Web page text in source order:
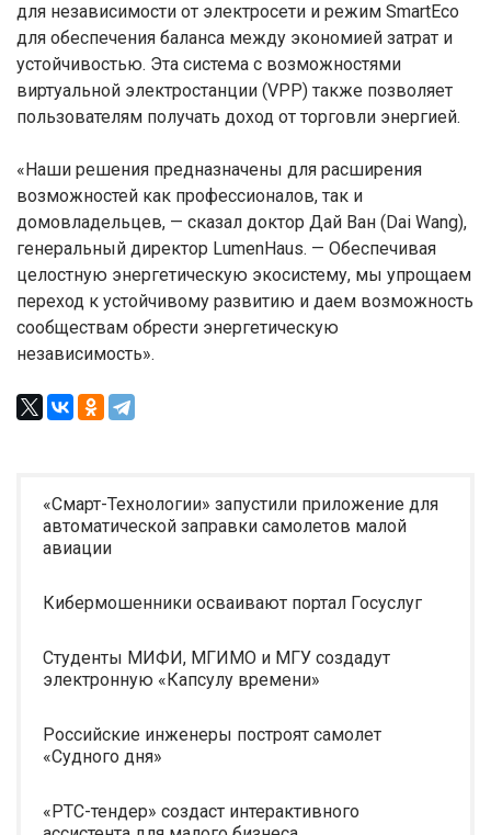
для независимости от электросети и режим SmartEco
для обеспечения баланса между экономией затрат и
устойчивостью. Эта система с возможностями
виртуальной электростанции (VPP) также позволяет
пользователям получать доход от торговли энергией.
«Наши решения предназначены для расширения
возможностей как профессионалов, так и
домовладельцев, — сказал доктор Дай Ван (Dai Wang),
генеральный директор LumenHaus. — Обеспечивая
целостную энергетическую экосистему, мы упрощаем
переход к устойчивому развитию и даем возможность
сообществам обрести энергетическую
независимость».
«Смарт-Технологии» запустили приложение для
автоматической заправки самолетов малой
авиации
Кибермошенники осваивают портал Госуслуг
Студенты МИФИ, МГИМО и МГУ создадут
электронную «Капсулу времени»
Российские инженеры построят самолет
«Судного дня»
«РТС-тендер» создаст интерактивного